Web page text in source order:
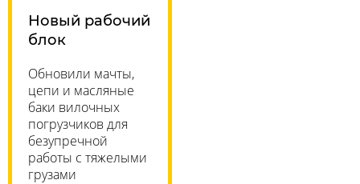
Новый рабочий
блок
Обновили мачты,
цепи и масляные
баки вилочных
погрузчиков для
безупречной
работы с тяжелыми
грузами